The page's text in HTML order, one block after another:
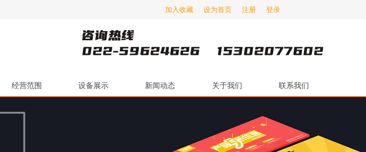
登录
注册
设为首页
加入收藏
经营范围 设备展示 新闻动态 关于我们 联系我们